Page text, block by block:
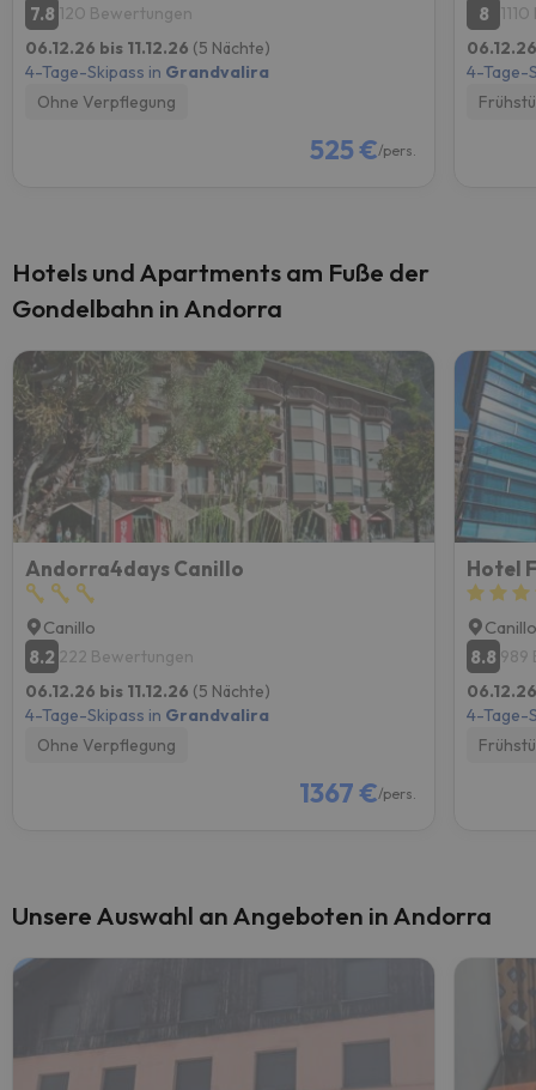
7.8 120 Bewertungen
06.12.26 bis 11.12.26 (5 Nächte)
4-Tage-Skipass in Grandvalira
Ohne Verpflegung
525 €/pers.
8
4-Tage-
Hotels und Apartments am Fuße der
Gondelbahn in Andorra
Andorra4days Canillo
Canillo
8.2 222 Bewertungen
06.12.26 bis 11.12.26 (5 Nächte)
4-Tage-Skipass in Grandvalira
Ohne Verpflegung
1367 €/pers.
Hotel
8.8 989
4-Tage-
Unsere Auswahl an Angeboten in Andorra